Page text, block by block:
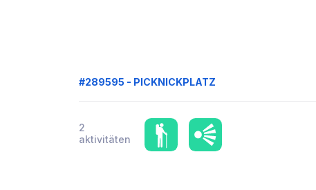
#289595 - PICKNICKPLATZ
2
aktivitäten